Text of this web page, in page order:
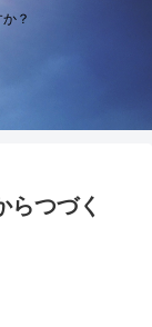
？
らつづく